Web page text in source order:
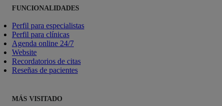
FUNCIONALIDADES
Perfil para especialistas
Perfil para clínicas
Agenda online 24/7
Website
Recordatorios de citas
Reseñas de pacientes
MÁS VISITADO